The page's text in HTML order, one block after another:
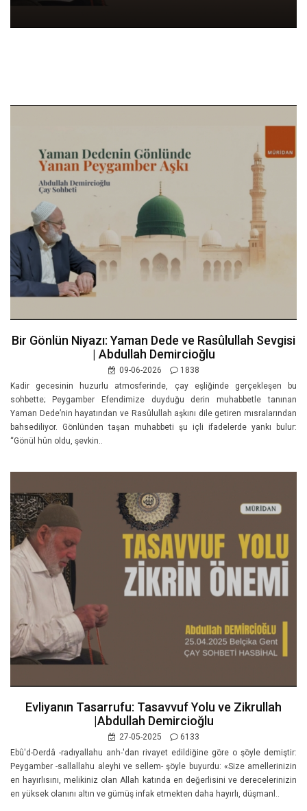
Bir Gönlün Niyazı: Yaman Dede ve Rasûlullah Sevgisi
| Abdullah Demircioğlu
09-06-2026
1838
Kadir gecesinin huzurlu atmosferinde, çay eşliğinde gerçekleşen bu
sohbette; Peygamber Efendimize duyduğu derin muhabbetle tanınan
Yaman Dede’nin hayatından ve Rasûlullah aşkını dile getiren mısralarından
bahsediliyor. Gönlünden taşan muhabbeti şu içli ifadelerde yankı bulur:
“Gönül hûn oldu, şevkin..
Evliyanın Tasarrufu: Tasavvuf Yolu ve Zikrullah
|Abdullah Demircioğlu
27-05-2025
6133
Ebû'd-Derdâ -radıyallahu anh-'dan rivayet edildiğine göre o şöyle demiştir:
Peygamber -sallallahu aleyhi ve sellem- şöyle buyurdu: «Size amellerinizin
en hayırlısını, melikiniz olan Allah katında en değerlisini ve derecelerinizin
en yüksek olanını altın ve gümüş infak etmekten daha hayırlı, düşmanl..